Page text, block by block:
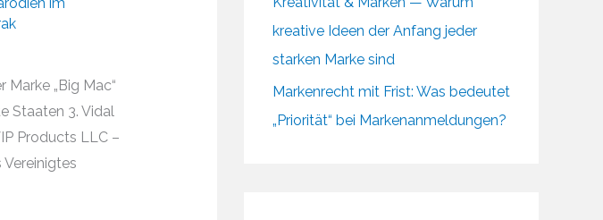
im
Marke „Big Mac“
Staaten 3. Vidal
Products LLC –
kreative Ideen der Anfang jeder
starken Marke sind
Markenrecht mit Frist: Was bedeutet
„Priorität“ bei Markenanmeldungen?